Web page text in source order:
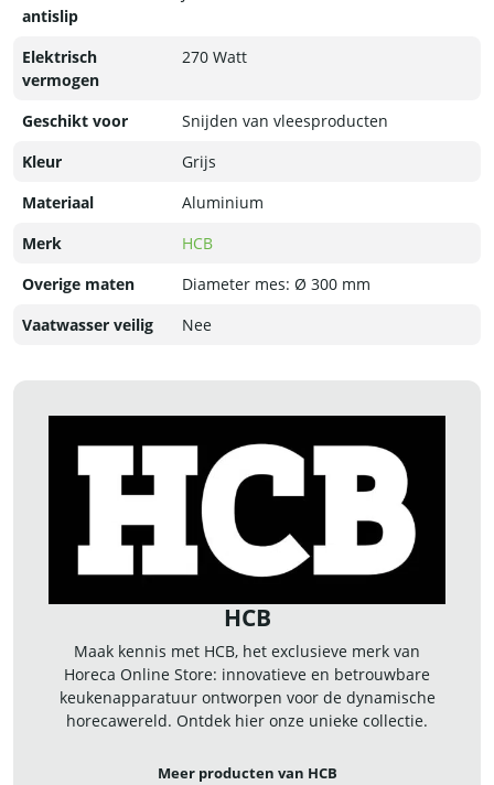
antislip
Elektrisch
vermogen
270 Watt
Geschikt voor
Snijden van vleesproducten
Kleur
Grijs
Materiaal
Aluminium
Merk
HCB
Overige maten
Diameter mes: Ø 300 mm
Vaatwasser veilig
Nee
HCB
Maak kennis met HCB, het exclusieve merk van
Horeca Online Store: innovatieve en betrouwbare
keukenapparatuur ontworpen voor de dynamische
horecawereld. Ontdek hier onze unieke collectie.
Meer producten van HCB